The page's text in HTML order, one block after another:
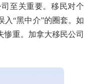
至关重要。移民对个
入“黑中介”的圈套。如
惨重。加拿大移民公司